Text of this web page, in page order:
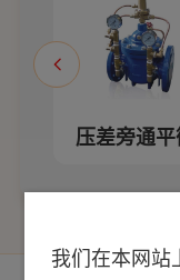
压差旁通
我们在本网站